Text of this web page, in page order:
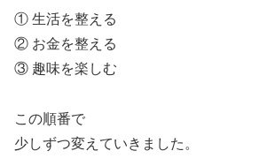
① 生活を整える
② お金を整える
③ 趣味を楽しむ
この順番で
少しずつ変えていきました。